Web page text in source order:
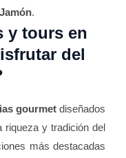
Jamón.
y tours en
del
gourmetdiseñados
riqueza y tradición del
más destacadas